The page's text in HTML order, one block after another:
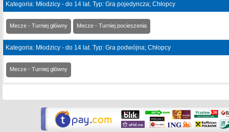
Kategoria: Młodzicy - do 14 lat. Typ: Gra pojedyncza; Chłopcy
Mecze - Turniej główny Mecze - Turniej pocieszenia
Kategoria: Młodzicy - do 14 lat. Typ: Gra podwójna; Chłopcy
Mecze - Turniej główny